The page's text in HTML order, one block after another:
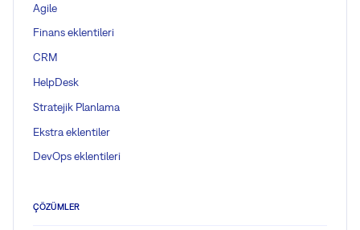
Agile
Finans eklentileri
CRM
HelpDesk
Stratejik Planlama
Ekstra eklentiler
DevOps eklentileri
ÇÖZÜMLER